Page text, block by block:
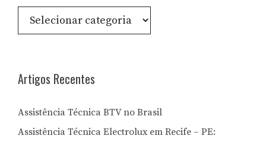
Consulte
Artigos Recentes
Assistência Técnica BTV no Brasil
Assistência Técnica Electrolux em Recife – PE: